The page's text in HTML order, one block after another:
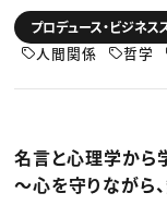
動画配信・映像
編集・ライティン
マーケティング
業界解説・キャ
TOP Creator’s
Webクリエイター
アプリクリエイタ
映像クリエイター
C＆R Magazine
セミナー
ニュース・トレンド
Web
映像
ゲーム・エンタメ
広告
プロデュース・ビジネス
人間関係
哲学
名言と心理学から
〜心を守りながら